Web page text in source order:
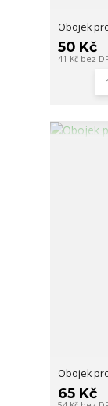
Obojek
50 Kč
41 Kč bez
Obojek
65 Kč